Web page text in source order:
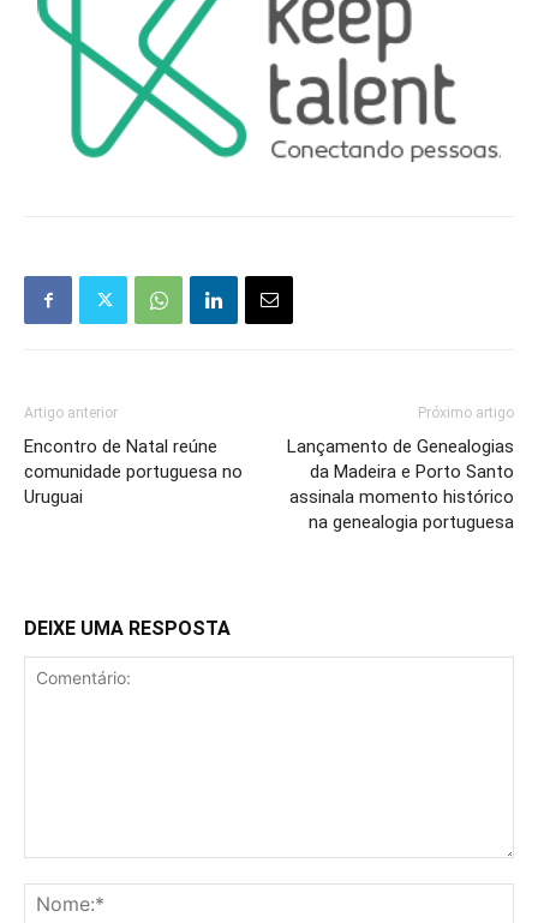
Artigo anterior
Encontro de Natal reúne
comunidade portuguesa no
Uruguai
Próximo artigo
Lançamento de Genealogias
da Madeira e Porto Santo
assinala momento histórico
na genealogia portuguesa
DEIXE UMA RESPOSTA